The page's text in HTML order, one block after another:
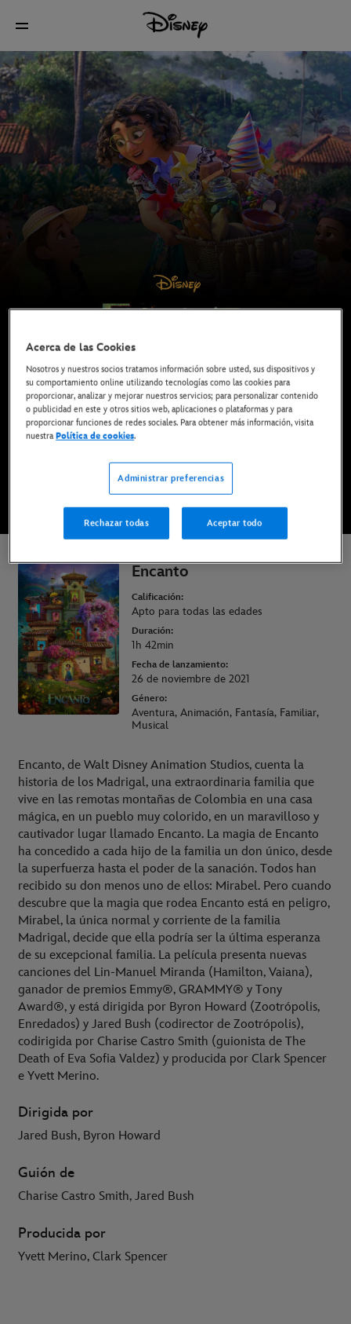
Ya disponible en Disney+*, DVD y Blu-ray
DISFRÚTALA EN DISNEY+
COMPRAR LA PELÍCULA
* Imprescindible tener una suscripción | Planes desde solo 6,99€ al mes
Encanto
Calificación:
Apto para todas las edades
Duración:
1h 42min
Fecha de lanzamiento:
26 de noviembre de 2021
Género:
Aventura, Animación, Fantasía, Familiar,
Musical
Encanto, de Walt Disney Animation Studios, cuenta la
historia de los Madrigal, una extraordinaria familia que
vive en las remotas montañas de Colombia en una casa
mágica, en un pueblo muy colorido, en un maravilloso y
cautivador lugar llamado Encanto. La magia de Encanto
ha concedido a cada hijo de la familia un don único, desde
la superfuerza hasta el poder de la sanación. Todos han
recibido su don menos uno de ellos: Mirabel. Pero cuando
descubre que la magia que rodea Encanto está en peligro,
Mirabel, la única normal y corriente de la familia
Madrigal, decide que ella podría ser la última esperanza
de su excepcional familia. La película presenta nuevas
canciones del Lin-Manuel Miranda (Hamilton, Vaiana),
ganador de premios Emmy®, GRAMMY® y Tony
Award®, y está dirigida por Byron Howard (Zootrópolis,
Enredados) y Jared Bush (codirector de Zootrópolis),
codirigida por Charise Castro Smith (guionista de The
Death of Eva Sofia Valdez) y producida por Clark Spencer
e Yvett Merino.
Dirigida por
Jared Bush, Byron Howard
Guión de
Charise Castro Smith, Jared Bush
Producida por
Yvett Merino, Clark Spencer
Acerca de las Cookies
Nosotros y nuestros socios tratamos información sobre usted, sus dispositivos y
su comportamiento online utilizando tecnologías como las cookies para
proporcionar, analizar y mejorar nuestros servicios; para personalizar contenido
o publicidad en este y otros sitios web, aplicaciones o plataformas y para
proporcionar funciones de redes sociales. Para obtener más información, visita
nuestraPolítica de cookies.
Administrar preferencias
Rechazar todas Aceptar todo